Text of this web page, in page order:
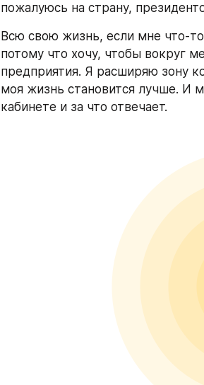
пожалуюсь на страну,
Всю свою жизнь, если мне что-
потому что хочу, чтобы вокруг
предприятия. Я расширяю зону
моя жизнь становится лучше. И
кабинете и за что отвечает.